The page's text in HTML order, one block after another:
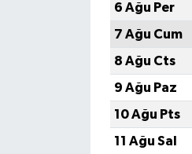
6 Ağu Per
7 Ağu Cum
8 Ağu Cts
9 Ağu Paz
10 Ağu Pts
11 Ağu Sal